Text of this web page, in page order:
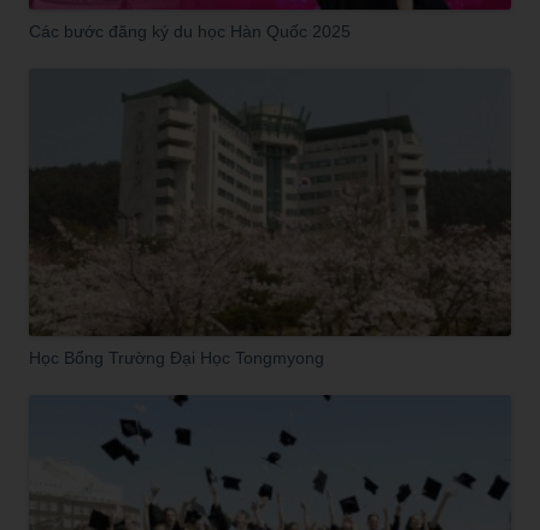
Các bước đăng ký du học Hàn Quốc 2025
Học Bổng Trường Đại Học Tongmyong